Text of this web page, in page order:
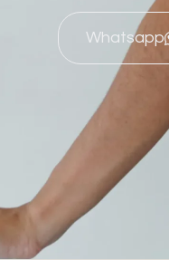
Whatsapp